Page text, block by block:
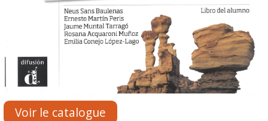
Voir le catalogue